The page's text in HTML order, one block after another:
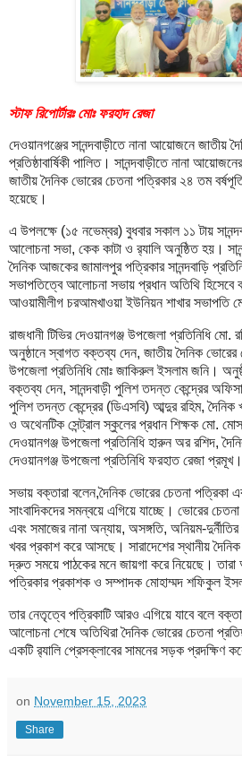
স্টাফ রিপোর্টারঃ মোঃ ফরহাদ রেজা
দেওয়ানগঞ্জের সানন্দবাড়ীতে নানা আয়োজনে জাতীয়
প্রতিষ্ঠাবার্ষিকী পালিত। সানন্দবাড়ীতে নানা
জাতীয় দৈনিক ভোরের চেতনা প‌ত্রিকার ২৪ তম
হয়েছে।
এ উপলক্ষে (১৫ নভেম্বর) বুধবার সকাল ১১ টায়
আলোচনা সভা, কেক কাটা ও র‍্যালি অনুষ্ঠিত হয়।
দৈনিক আজকের জামালপুর পত্রিকার সানন্দবাড়ি
সভাপতিত্বে আলোচনা সভায় প্রধান অতিথি হিসেবে
আওয়ামীলীগ চরআমখাওয়া ইউনিয়ন শাখার
রাজধানী টিভির দেওয়ানগঞ্জ উপজেলা প্রতিনিধি
অনুষ্ঠানে স্বাগত বক্তব্য দেন, জাতীয় দৈনিক ভোরের
উপজেলা প্রতিনিধি মোঃ জাকিরুল ইসলাম জনি।
বক্তব্য দেন, সানন্দবাড়ী পুলিশ তদন্ত কেন্দ্রের
পুলিশ তদন্ত কেন্দ্রের (ডিএসবি) আব্দুর রহিম, দৈনিক
ও অথেনটিক সেন্ট্রাল স্কুলের প্রধান শিক্ষক মো.
দেওয়ানগঞ্জ উপজেলা প্রতিনিধি হারুন অর রশিদ,
দেওয়ানগঞ্জ উপজেলা প্রতিনিধি ফরহাত রেজা প্রমূখ।
সভায় বক্তারা বলেন,দৈনিক ভোরের চেতনা
সাংবাদিকদের সমন্বয়ে এগিয়ে যাচ্ছে। ভোরের
এবং সমাজের নানা অন্যায়, অসঙ্গতি, অনিয়ম-
খবর প্রকাশ করে আসছে। সারাদেশের স্থানীয়
দ্রুত সময়ে পাঠকের মনে জায়গা করে নিয়েছে।
পত্রিকার প্রকাশক ও সম্পাদক মোহাম্মদ শফিকুল
তার নেতৃত্বে পত্রিকাটি আরও এগিয়ে যাবে বলে
আলোচনা শেষে অতিথিরা দৈনিক ভোরের চেতনা
একটি র‍্যালি প্রেসক্লাবের সামনের সড়ক প্রদক্ষিণ
on November 15, 2023
Share